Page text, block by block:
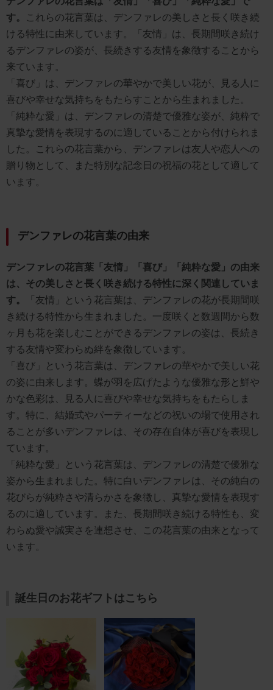
す。 これらの花言葉は、デンファレの美しさと長く咲き続
ける特性に由来しています。「友情」は、長期間咲き続け
るデンファレの姿が、長続きする友情を象徴することから
来ています。
「喜び」は、デンファレの華やかで美しい花が、見る人に
喜びや幸せな気持ちをもたらすことから生まれました。
「純粋な愛」は、デンファレの清楚で優雅な姿が、純粋で
真摯な愛情を表現するのに適していることから付けられま
した。これらの花言葉から、デンファレは友人や恋人への
贈り物として、また特別な記念日の祝福の花として適して
います。
デンファレの花言葉の由来
デンファレの花言葉「友情」「喜び」「純粋な愛」の由来
は、その美しさと長く咲き続ける特性に深く関連していま
す。
「友情」という花言葉は、デンファレの花が長期間咲
き続ける特性から生まれました。一度咲くと数週間から数
ヶ月も花を楽しむことができるデンファレの姿は、長続き
する友情や変わらぬ絆を象徴しています。
「喜び」という花言葉は、デンファレの華やかで美しい花
の姿に由来します。蝶が羽を広げたような優雅な形と鮮や
かな色彩は、見る人に喜びや幸せな気持ちをもたらしま
す。特に、結婚式やパーティーなどの祝いの場で使用され
ることが多いデンファレは、その存在自体が喜びを表現し
ています。
「純粋な愛」という花言葉は、デンファレの清楚で優雅な
姿から生まれました。特に白いデンファレは、その純白の
花びらが純粋さや清らかさを象徴し、真摯な愛情を表現す
るのに適しています。また、長期間咲き続ける特性も、変
わらぬ愛や誠実さを連想させ、この花言葉の由来となって
います。
誕生日のお花ギフトはこちら